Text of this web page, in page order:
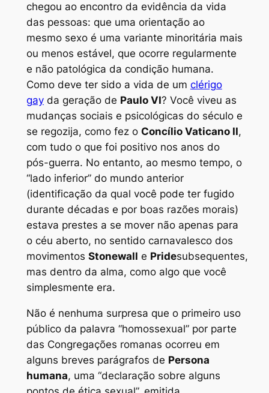
chegou ao encontro da evidência da vida
das pessoas: que uma orientação ao
mesmo sexo é uma variante minoritária mais
ou menos estável, que ocorre regularmente
e não patológica da condição humana.
Como deve ter sido a vida de um clérigo
gayda geração de Paulo VI? Você viveu as
mudanças sociais e psicológicas do século e
se regozija, como fez o Concílio Vaticano II,
com tudo o que foi positivo nos anos do
pós-guerra. No entanto, ao mesmo tempo, o
“lado inferior” do mundo anterior
(identificação da qual você pode ter fugido
durante décadas e por boas razões morais)
estava prestes a se mover não apenas para
o céu aberto, no sentido carnavalesco dos
movimentos Stonewall e Pridesubsequentes,
mas dentro da alma, como algo que você
simplesmente era.
Não é nenhuma surpresa que o primeiro uso
público da palavra “homossexual” por parte
das Congregações romanas ocorreu em
alguns breves parágrafos de Persona
humana, uma “declaração sobre alguns